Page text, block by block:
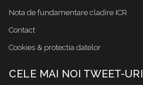
Nota de fundamentare cladire ICR
Contact
Cookies & protectia datelor
CELE MAI NOI TWEET-URI